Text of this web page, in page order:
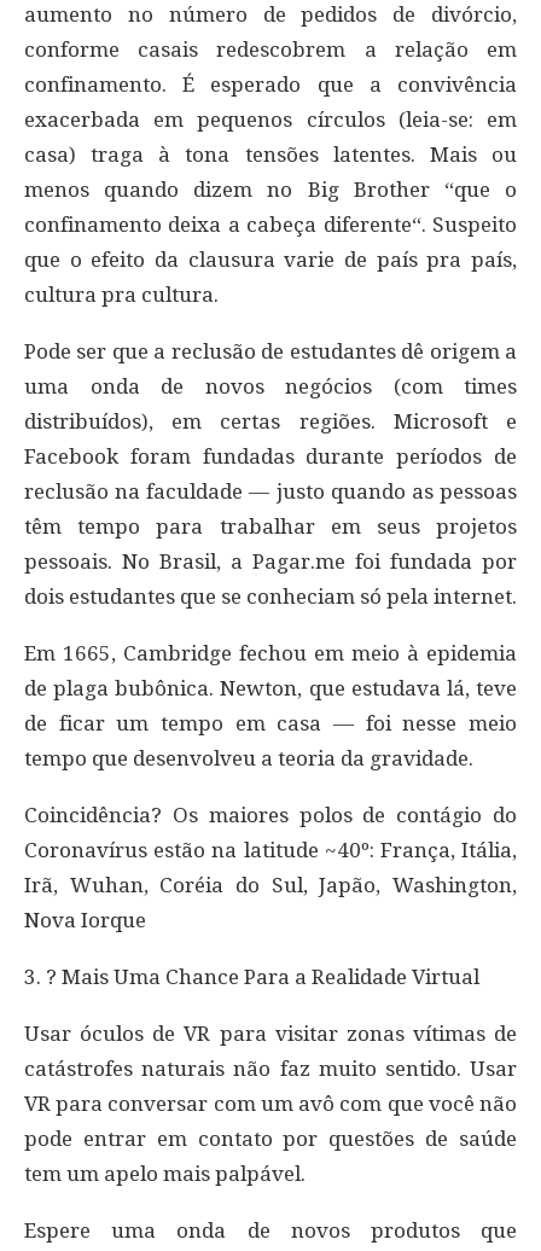
aumento no número de pedidos de divórcio,
conforme casais redescobrem a relação em
confinamento. É esperado que a convivência
exacerbada em pequenos círculos (leia-se: em
casa) traga à tona tensões latentes. Mais ou
menos quando dizem no Big Brother “que o
confinamento deixa a cabeça diferente“. Suspeito
que o efeito da clausura varie de país pra país,
cultura pra cultura.
Pode ser que a reclusão de estudantes dê origem a
uma onda de novos negócios (com times
distribuídos), em certas regiões. Microsoft e
Facebook foram fundadas durante períodos de
reclusão na faculdade — justo quando as pessoas
têm tempo para trabalhar em seus projetos
pessoais. No Brasil, a Pagar.me foi fundada por
dois estudantes que se conheciam só pela internet.
Em 1665, Cambridge fechou em meio à epidemia
de plaga bubônica. Newton, que estudava lá, teve
de ficar um tempo em casa — foi nesse meio
tempo que desenvolveu a teoria da gravidade.
Coincidência? Os maiores polos de contágio do
Coronavírus estão na latitude ~40º: França, Itália,
Irã, Wuhan, Coréia do Sul, Japão, Washington,
Nova Iorque
3. ? Mais Uma Chance Para a Realidade Virtual
Usar óculos de VR para visitar zonas vítimas de
catástrofes naturais não faz muito sentido. Usar
VR para conversar com um avô com que você não
pode entrar em contato por questões de saúde
tem um apelo mais palpável.
Espere uma onda de novos produtos que